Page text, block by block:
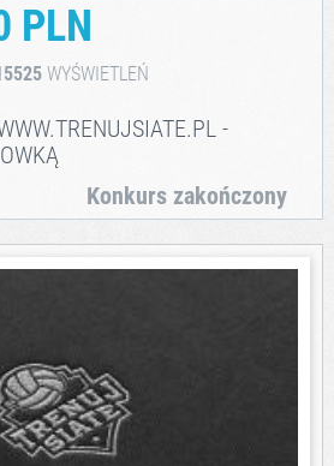
PLN
WYŚWIETLEŃ
-
Konkurs zakończony